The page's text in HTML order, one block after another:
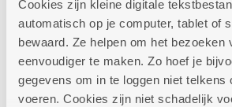
Cookies zijn kleine digitale
automatisch op je computer, tablet of
bewaard. Ze helpen om het bezoeken
eenvoudiger te maken. Zo hoef je
gegevens om in te loggen niet telkens
voeren. Cookies zijn niet schadelijk